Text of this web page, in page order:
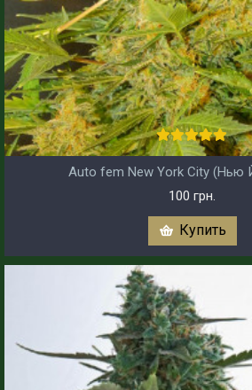
Auto fem New York City (Нью
100 грн.
Купить